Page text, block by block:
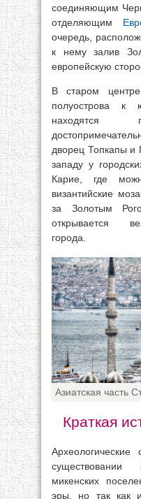
соединяющим
отделяющим
очередь,
к нему залив
европейскую
В старом
полуострова к
находятся
дворец Топкапы и
западу у
Карие, где
византийские
за Золотым
открывается
города.
Азиатская часть
Краткая
Археологические
микенских
эры, но так как